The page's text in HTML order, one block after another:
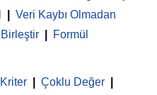
Veri Kaybı Olmadan
Formül
Çoklu Değer